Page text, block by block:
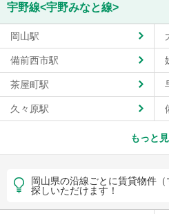
宇野線<宇野みなと線>
岡山駅
備前西市駅
茶屋町駅
久々原駅
もっと
岡山県の沿線ごとに賃貸物件
探しいただけます！